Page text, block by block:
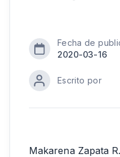
Fecha de
2020-03-16
Escrito por
Makarena Zapata R.